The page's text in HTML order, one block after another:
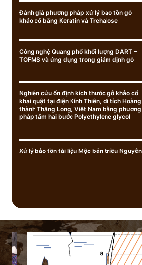
Đánh giá phương pháp xử lý bảo tồn gỗ
khảo cổ bằng Keratin và Trehalose
Công nghệ Quang phổ khối lượng DART –
TOFMS và ứng dụng trong giám định gỗ
Nghiên cứu ổn định kích thước gỗ khảo cổ
khai quật tại điện Kính Thiên, di tích Hoàng
thành Thăng Long, Việt Nam bằng phương
pháp tẩm hai bước Polyethylene glycol
Xử lý bảo tồn tài liệu Mộc bản triều Nguyễn